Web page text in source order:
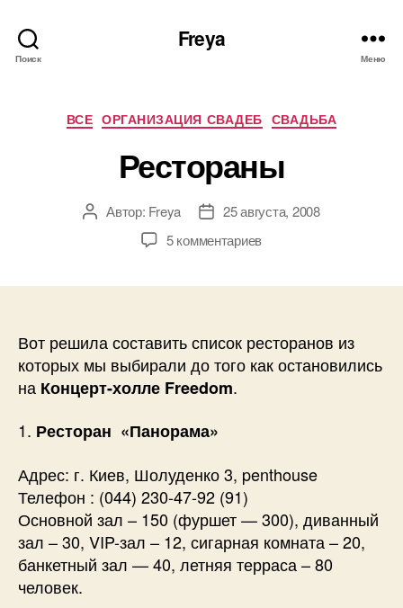
Поиск
Freya
Меню
Рубрики
ВСЕ ОРГАНИЗАЦИЯ СВАДЕБ СВАДЬБА
Рестораны
АвторАвтор: Freya
Дата25 августа, 2008
5 комментариевк
Вот решила составить список ресторанов из
которых мы выбирали до того как остановились
на Концерт-холле Freedom.
1. Ресторан «Панорама»
Адрес: г. Киев, Шолуденко 3, penthouse
Телефон : (044) 230-47-92 (91)
Основной зал – 150 (фуршет — 300), диванный
зал – 30, VIP-зал – 12, сигарная комната – 20,
банкетный зал — 40, летняя терраса – 80
человек.